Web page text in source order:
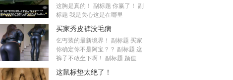
这胸是真的！ 副标题 你赢了！ 副
标题 我是关心这是在哪里
买家秀皮裤没毛病
乞丐装的最新境界！ 副标题 买家
你确定你不是阿宝？？ 副标题 这
裤子不敢坐下啊！ 副标题 颜值
这鼠标垫太绝了！